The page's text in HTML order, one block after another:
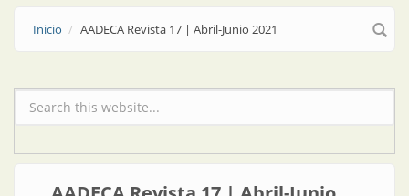
Inicio AADECA Revista 17 | Abril-Junio 2021
Formulario de búsqueda